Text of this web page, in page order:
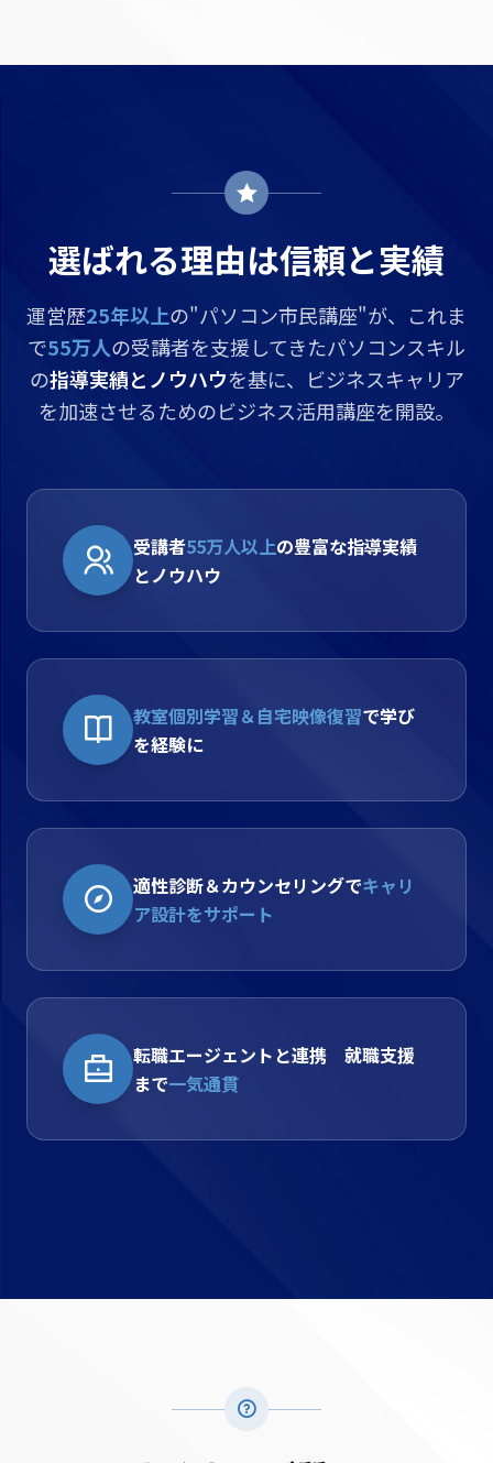
選ばれる理由は信頼と実績
運営歴25年以上の"パソコン市民講座"が、これま
で55万人の受講者を支援してきたパソコンスキル
の指導実績とノウハウを基に、ビジネスキャリア
を加速させるためのビジネス活用講座を開設。
受講者55万人以上の豊富な指導実績
とノウハウ
教室個別学習＆自宅映像復習で学び
を経験に
適性診断＆カウンセリングでキャリ
ア設計をサポート
転職エージェントと連携 就職支援
まで一気通貫